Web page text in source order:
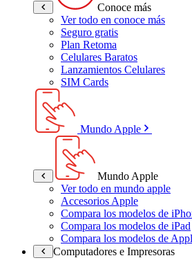
Conoce más
Ver todo en conoce más
Seguro gratis
Plan Retoma
Celulares Baratos
Lanzamientos Celulares
SIM Cards
Mundo Apple
Mundo Apple
Ver todo en mundo apple
Accesorios Apple
Compara los modelos de
Compara los modelos de iPad
Compara los modelos de
Computadores e Impresoras